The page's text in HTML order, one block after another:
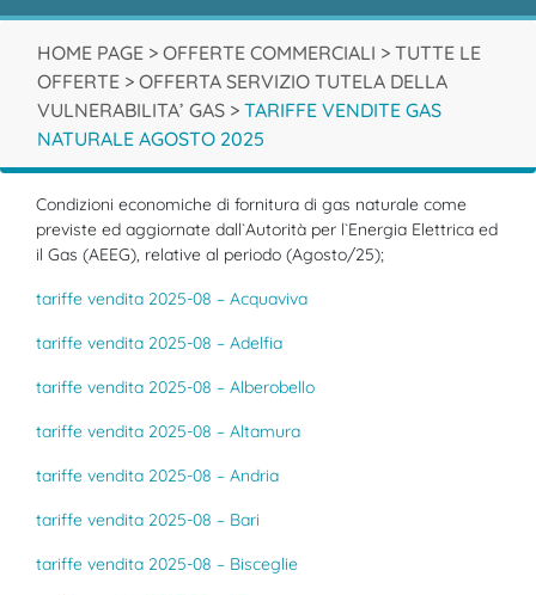
HOME PAGE > OFFERTE COMMERCIALI > TUTTE LE
OFFERTE > OFFERTA SERVIZIO TUTELA DELLA
VULNERABILITA’ GAS > TARIFFE VENDITE GAS
NATURALE AGOSTO 2025
Condizioni economiche di fornitura di gas naturale come
previste ed aggiornate dall`Autorità per l`Energia Elettrica ed
il Gas (AEEG), relative al periodo (Agosto/25);
tariffe vendita 2025-08 – Acquaviva
tariffe vendita 2025-08 – Adelfia
tariffe vendita 2025-08 – Alberobello
tariffe vendita 2025-08 – Altamura
tariffe vendita 2025-08 – Andria
tariffe vendita 2025-08 – Bari
tariffe vendita 2025-08 – Bisceglie